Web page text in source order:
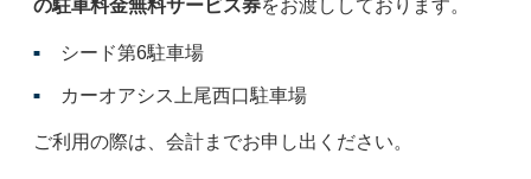
の駐車料金無料サービス券をお渡ししております。
シード第6駐車場
カーオアシス上尾西口駐車場
ご利用の際は、会計までお申し出ください。